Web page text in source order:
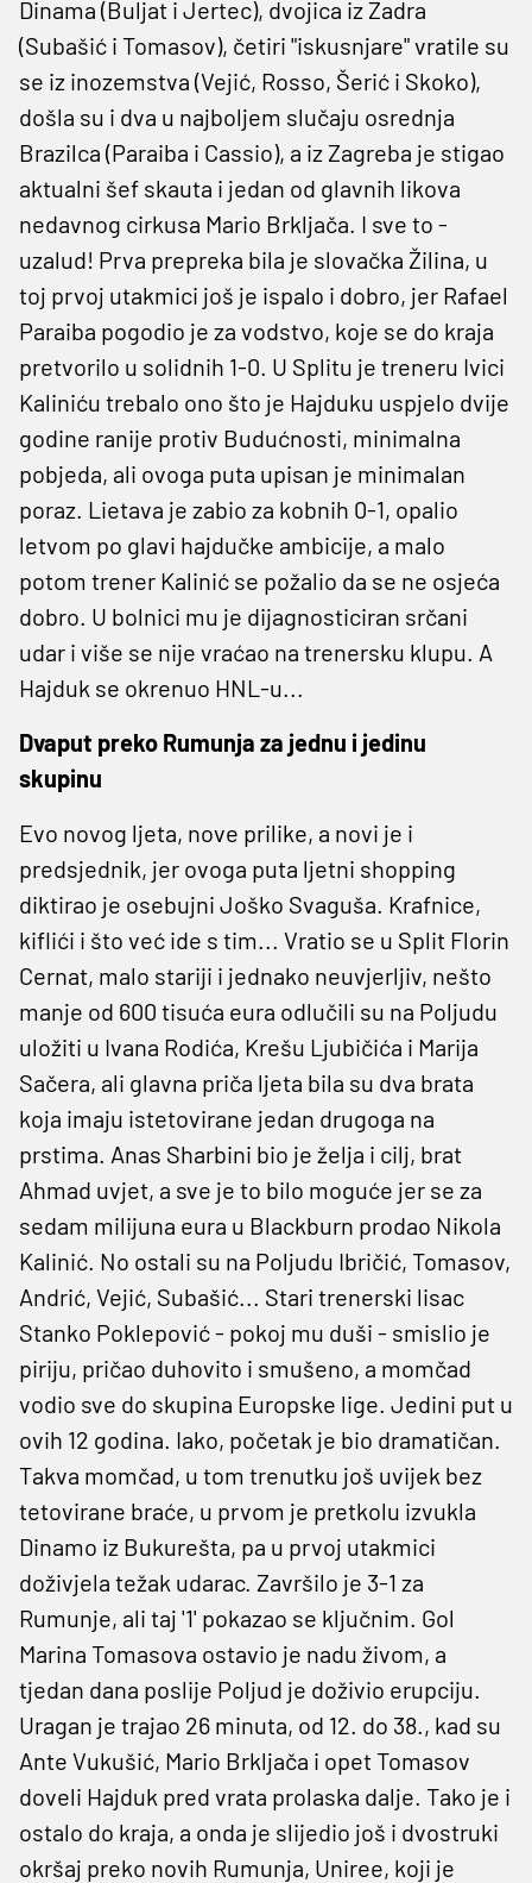
Dinama (Buljat i Jertec), dvojica iz Zadra
(Subašić i Tomasov), četiri "iskusnjare" vratile su
se iz inozemstva (Vejić, Rosso, Šerić i Skoko),
došla su i dva u najboljem slučaju osrednja
Brazilca (Paraiba i Cassio), a iz Zagreba je stigao
aktualni šef skauta i jedan od glavnih likova
nedavnog cirkusa Mario Brkljača. I sve to -
uzalud! Prva prepreka bila je slovačka Žilina, u
toj prvoj utakmici još je ispalo i dobro, jer Rafael
Paraiba pogodio je za vodstvo, koje se do kraja
pretvorilo u solidnih 1-0. U Splitu je treneru Ivici
Kaliniću trebalo ono što je Hajduku uspjelo dvije
godine ranije protiv Budućnosti, minimalna
pobjeda, ali ovoga puta upisan je minimalan
poraz. Lietava je zabio za kobnih 0-1, opalio
letvom po glavi hajdučke ambicije, a malo
potom trener Kalinić se požalio da se ne osjeća
dobro. U bolnici mu je dijagnosticiran srčani
udar i više se nije vraćao na trenersku klupu. A
Hajduk se okrenuo HNL-u...
Dvaput preko Rumunja za jednu i jedinu
skupinu
Evo novog ljeta, nove prilike, a novi je i
predsjednik, jer ovoga puta ljetni shopping
diktirao je osebujni Joško Svaguša. Krafnice,
kiflići i što već ide s tim... Vratio se u Split Florin
Cernat, malo stariji i jednako neuvjerljiv, nešto
manje od 600 tisuća eura odlučili su na Poljudu
uložiti u Ivana Rodića, Krešu Ljubičića i Marija
Sačera, ali glavna priča ljeta bila su dva brata
koja imaju istetovirane jedan drugoga na
prstima. Anas Sharbini bio je želja i cilj, brat
Ahmad uvjet, a sve je to bilo moguće jer se za
sedam milijuna eura u Blackburn prodao Nikola
Kalinić. No ostali su na Poljudu Ibričić, Tomasov,
Andrić, Vejić, Subašić... Stari trenerski lisac
Stanko Poklepović - pokoj mu duši - smislio je
piriju, pričao duhovito i smušeno, a momčad
vodio sve do skupina Europske lige. Jedini put u
ovih 12 godina. Iako, početak je bio dramatičan.
Takva momčad, u tom trenutku još uvijek bez
tetovirane braće, u prvom je pretkolu izvukla
Dinamo iz Bukurešta, pa u prvoj utakmici
doživjela težak udarac. Završilo je 3-1 za
Rumunje, ali taj '1' pokazao se ključnim. Gol
Marina Tomasova ostavio je nadu živom, a
tjedan dana poslije Poljud je doživio erupciju.
Uragan je trajao 26 minuta, od 12. do 38., kad su
Ante Vukušić, Mario Brkljača i opet Tomasov
doveli Hajduk pred vrata prolaska dalje. Tako je i
ostalo do kraja, a onda je slijedio još i dvostruki
okršaj preko novih Rumunja, Uniree, koji je